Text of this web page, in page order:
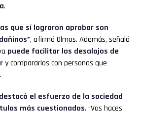
.
que sí lograron aprobar son
, afirmó Olmos. Además, señaló
puede facilitar los desalojos de
y compararlos con personas que
destacó el esfuerzo de la sociedad
más cuestionados. “Vos haces